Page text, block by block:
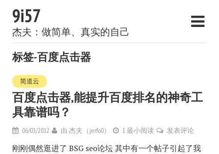
9i57
杰夫：做简单、真实的自己
标签-百度点击器
简道云
百度点击器,能提升百度排名的神奇工
具靠谱吗？
06/03/2012 由 杰夫（jerfo0） 1 最小阅读 发表评论
刚刚偶然逛进了 BSG seo论坛 其中有一个帖子引起了我